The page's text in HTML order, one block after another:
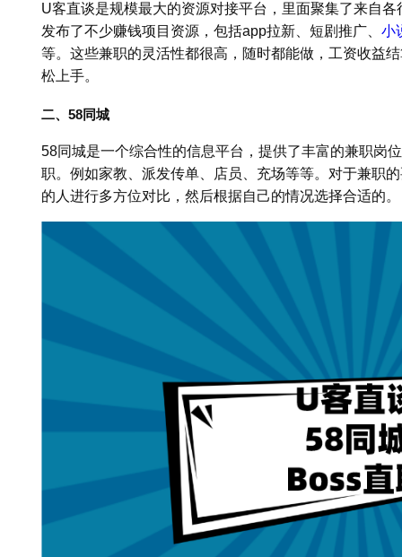
U客直谈是规模最大的资源对接平台，里面聚集了来自
发布了不少赚钱项目资源，包括app拉新、短剧推广、 小
等。这些兼职的灵活性都很高，随时都能做，工资收益
松上手。
二、58同城
58同城是一个综合性的信息平台，提供了丰富的兼职岗
职。例如家教、派发传单、店员、充场等等。对于兼职
的人进行多方位对比，然后根据自己的情况选择合适的。